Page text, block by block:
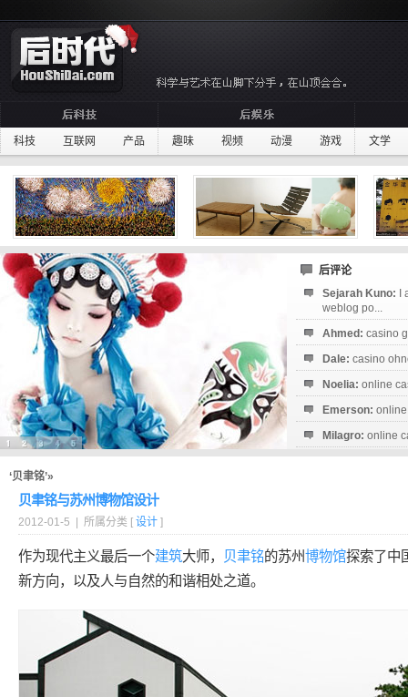
科技 互联网 产品 趣味 视频 动漫 游戏 文学
后评论
Sejarah Kuno:
weblog po...
Ahmed: casino
Dale: casino
Noelia: online
Emerson:
Milagro: online
‘贝聿铭’»
贝聿铭与苏州博物馆设计
2012-01-5 | 所属分类 [ 设计 ]
作为现代主义最后一个建筑大师， 贝聿铭的苏州博物馆探索了中
新方向，以及人与自然的和谐相处之道。